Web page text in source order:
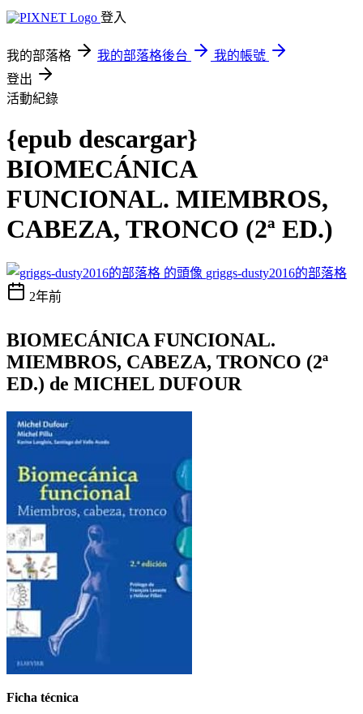
登入
我的部落格 我的部落格後台
我的帳號
登出
活動紀錄
{epub descargar}
BIOMECÁNICA
FUNCIONAL. MIEMBROS,
CABEZA, TRONCO (2ª ED.)
griggs-dusty2016的部落格
2年前
BIOMECÁNICA FUNCIONAL.
MIEMBROS, CABEZA, TRONCO (2ª
ED.) de MICHEL DUFOUR
Ficha técnica